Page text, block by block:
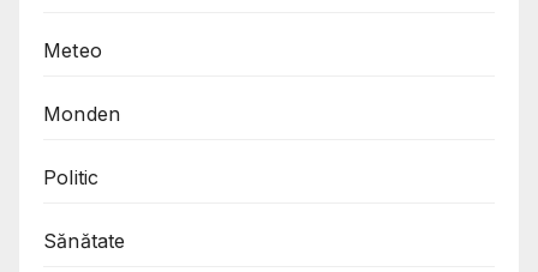
Meteo
Monden
Politic
Sănătate